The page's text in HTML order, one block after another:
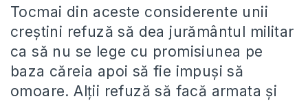
Tocmai din aceste considerente unii
creștini refuză să dea jurământul militar
ca să nu se lege cu promisiunea pe
baza căreia apoi să fie impuși să
omoare. Alții refuză să facă armata și